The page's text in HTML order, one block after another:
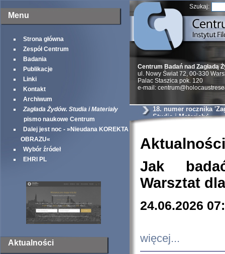
Menu
Strona główna
Zespół Centrum
Badania
Publikacje
Linki
Kontakt
Archiwum
Zagłada Żydów. Studia i Materiały
pismo naukowe Centrum
Dalej jest noc - »Nieudana KOREKTA
OBRAZU«
Wybór źródeł
EHRI PL
Aktualności
Szukaj:
Centrum Badań nad Zagładą
ul. Nowy Świat 72, 00-330
Palac Staszica pok. 120
e-mail:
18. numer rocznika
Studia i Materiały'
Aktualności
Jak
Warsztat
24.06.2026
więcej...